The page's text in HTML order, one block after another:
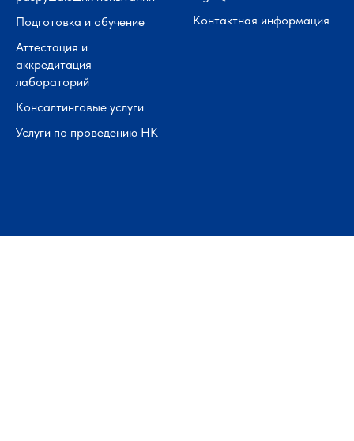
Подготовка и обучение
Аттестация и
аккредитация
лабораторий
Консалтинговые услуги
Услуги по проведению НК
Контактная информация